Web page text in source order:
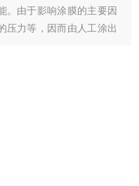
。由于影响涂膜的主要因
压力等，因而由人工涂出
来了困难。本款涂布试